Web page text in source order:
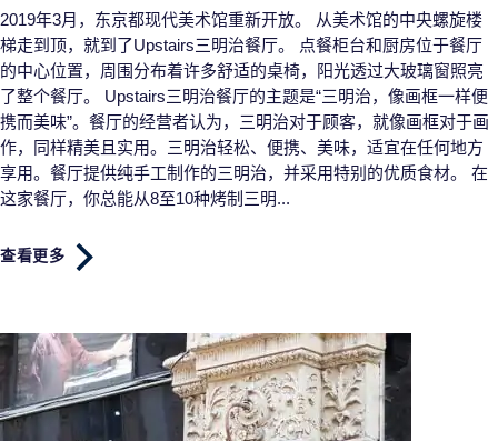
2019年3月，东京都现代美术馆重新开放。 从美术馆的中央螺旋楼
梯走到顶，就到了Upstairs三明治餐厅。 点餐柜台和厨房位于餐厅
的中心位置，周围分布着许多舒适的桌椅，阳光透过大玻璃窗照亮
了整个餐厅。 Upstairs三明治餐厅的主题是“三明治，像画框一样便
携而美味”。餐厅的经营者认为，三明治对于顾客，就像画框对于画
作，同样精美且实用。三明治轻松、便携、美味，适宜在任何地方
享用。餐厅提供纯手工制作的三明治，并采用特别的优质食材。 在
这家餐厅，你总能从8至10种烤制三明...
查看更多